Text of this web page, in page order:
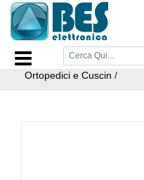
Home Page/BELLEZZA E
Salute e Bellezza > Articoli
Ortopedici e Cuscin /